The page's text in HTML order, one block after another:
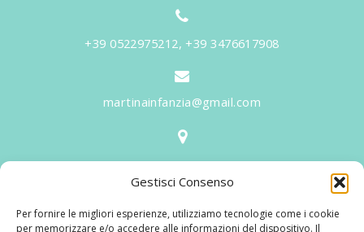
Gestisci Consenso
Per fornire le migliori esperienze, utilizziamo tecnologie come i cookie
per memorizzare e/o accedere alle informazioni del dispositivo. Il
+39 0522975212, +39 3476617908
martinainfanzia@gmail.com
V.le Tiziano, 20 - 42046 Reggiolo
Martina per l'Infanzia, un nome ed un progetto che